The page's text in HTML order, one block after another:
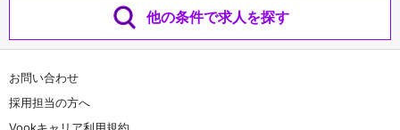
他の条件で求人を探す
お問い合わせ
採用担当の方へ